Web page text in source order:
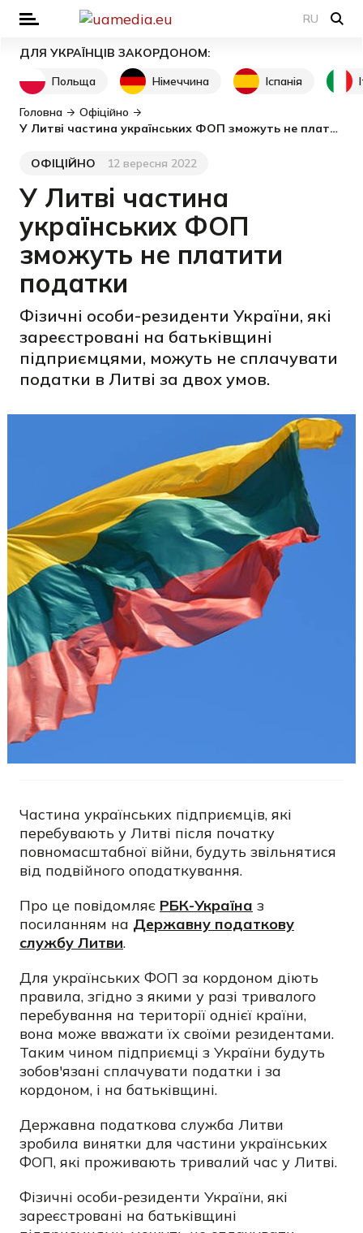
RU
ДЛЯ УКРАЇНЦІВ ЗАКОРДОНОМ:
Польща
Німеччина Іспанія
Головна
Офіційно
У Литві частина українських ФОП зможуть не платити податки
Категорія
ОФІЦІЙНО
Дата публікації12 вересня 2022
У Литві частина
українських ФОП
зможуть не платити
податки
Фізичні особи-резиденти України, які
зареєстровані на батьківщині
підприємцями, можуть не сплачувати
податки в Литві за двох умов.
Частина українських підприємців, які
перебувають у Литві після початку
повномасштабної війни, будуть звільнятися
від подвійного оподаткування.
Про це повідомляє РБК-Україна з
посиланням на Державну податкову
службу Литви.
Для українських ФОП за кордоном діють
правила, згідно з якими у разі тривалого
перебування на території однієї країни,
вона може вважати їх своїми резидентами.
Таким чином підприємці з України будуть
зобов'язані сплачувати податки і за
кордоном, і на батьківщині.
Державна податкова служба Литви
зробила винятки для частини українських
ФОП, які проживають тривалий час у Литві.
Фізичні особи-резиденти України, які
зареєстровані на батьківщині